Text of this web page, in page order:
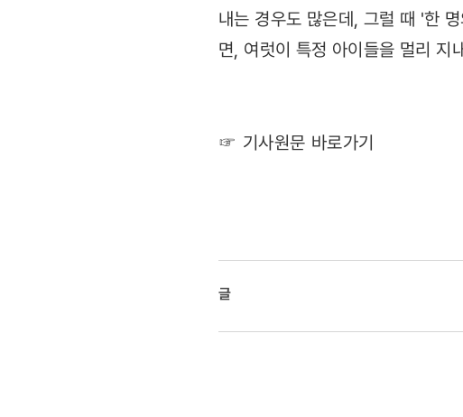
내는 경우도 많은데, 그럴 때 '한
면, 여럿이 특정 아이들을 멀리 지
☞ 기사원문 바로가기
글